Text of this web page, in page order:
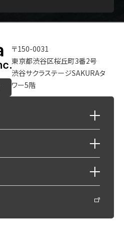
〒150-0031
東京都渋谷区桜丘町3番2号
渋谷サクラステージSAKURAタ
ワー5階